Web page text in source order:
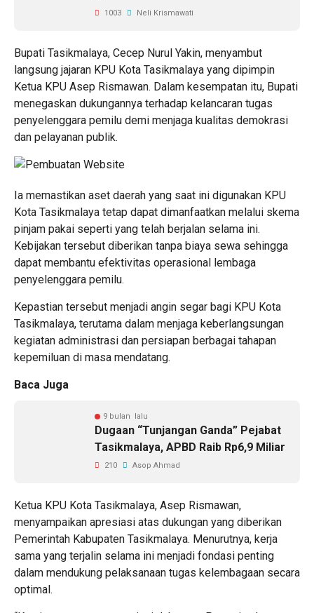
1003 Neli Krismawati
Bupati Tasikmalaya, Cecep Nurul Yakin, menyambut
langsung jajaran KPU Kota Tasikmalaya yang dipimpin
Ketua KPU Asep Rismawan. Dalam kesempatan itu, Bupati
menegaskan dukungannya terhadap kelancaran tugas
penyelenggara pemilu demi menjaga kualitas demokrasi
dan pelayanan publik.
Ia memastikan aset daerah yang saat ini digunakan KPU
Kota Tasikmalaya tetap dapat dimanfaatkan melalui skema
pinjam pakai seperti yang telah berjalan selama ini.
Kebijakan tersebut diberikan tanpa biaya sewa sehingga
dapat membantu efektivitas operasional lembaga
penyelenggara pemilu.
Kepastian tersebut menjadi angin segar bagi KPU Kota
Tasikmalaya, terutama dalam menjaga keberlangsungan
kegiatan administrasi dan persiapan berbagai tahapan
kepemiluan di masa mendatang.
Baca Juga
9 bulan lalu
Dugaan “Tunjangan Ganda” Pejabat
Tasikmalaya, APBD Raib Rp6,9 Miliar
210 Asop Ahmad
Ketua KPU Kota Tasikmalaya, Asep Rismawan,
menyampaikan apresiasi atas dukungan yang diberikan
Pemerintah Kabupaten Tasikmalaya. Menurutnya, kerja
sama yang terjalin selama ini menjadi fondasi penting
dalam mendukung pelaksanaan tugas kelembagaan secara
optimal.